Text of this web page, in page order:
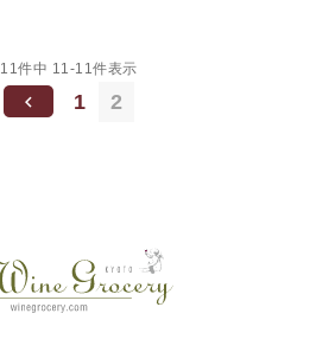
11件中 11 -11件表示
1 2